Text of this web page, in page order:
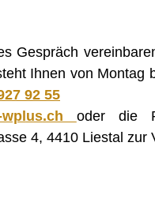
Gespräch
Ihnen von
92 55
s ch oder die
4, 4410 Liestal zur